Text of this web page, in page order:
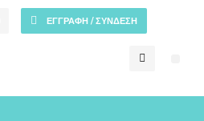
ΕΓΓΡΑΦΗ / ΣΥΝΔΕΣΗ